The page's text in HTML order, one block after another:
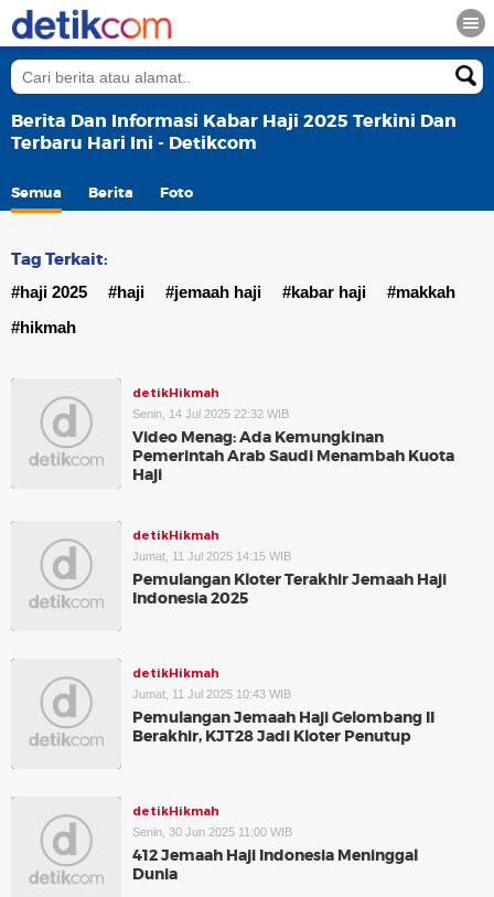
Berita Dan Informasi Kabar Haji 2025 Terkini Dan
Terbaru Hari Ini - Detikcom
Semua Berita Foto
Tag Terkait:
#haji 2025 #haji #jemaah haji #kabar haji
#makkah
#hikmah
detikHikmah
Senin, 14 Jul 2025 22:32 WIB
Video Menag: Ada Kemungkinan
Pemerintah Arab Saudi Menambah Kuota
Haji
detikHikmah
Jumat, 11 Jul 2025 14:15 WIB
Pemulangan Kloter Terakhir Jemaah Haji
Indonesia 2025
detikHikmah
Jumat, 11 Jul 2025 10:43 WIB
Pemulangan Jemaah Haji Gelombang II
Berakhir, KJT28 Jadi Kloter Penutup
detikHikmah
Senin, 30 Jun 2025 11:00 WIB
412 Jemaah Haji Indonesia Meninggal
Dunia